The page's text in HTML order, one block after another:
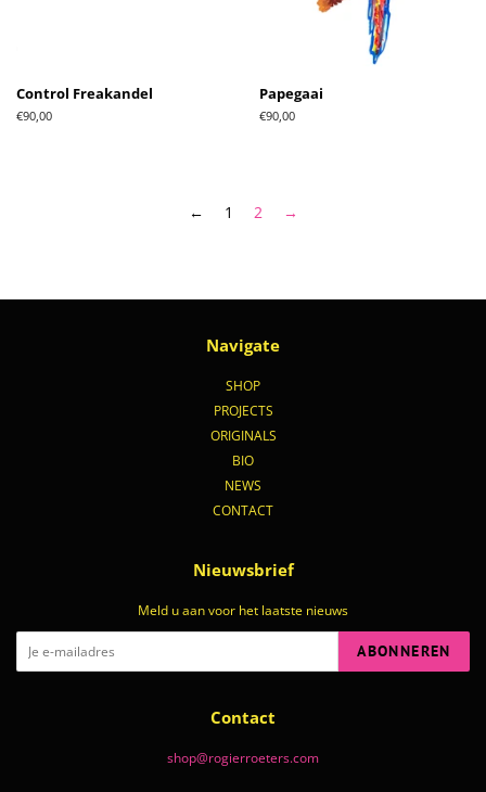
Control Freakandel
Normale
€90,00
Papegaai
Normale
€90,00
← 1 2 →
Navigate
SHOP
PROJECTS
ORIGINALS
BIO
NEWS
CONTACT
Nieuwsbrief
Meld u aan voor het laatste nieuws
ABONNEREN
Contact
shop@rogierroeters.com